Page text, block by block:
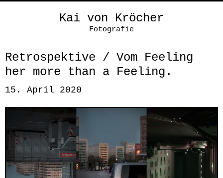
Kai von Kröcher
Fotografie
Retrospektive / Vom Feeling
her more than a Feeling.
15. April 2020